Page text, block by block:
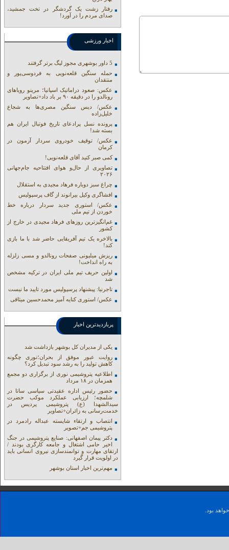
رفتار زشت یک گردشگر در تخت جمشید،
صدای مردم را در آورد!
اخبار ورزشی
5 داور بوشهری مجوز لیگ برتر گرفتند
حمله سنگین قلعه‌نویی به فردوسی‌پور و
منتقدان
عکس: صعود دراماتیک اسپانیا؛ مرینو رویاهای
رونالدو را در دقیقه ۹۰ بر باد داد+تصاویر
عکس/ دیس سنگین مصری‌ها به شجاع
خلیل‌زاده
پرونده نسل پرادعای تاریخ فوتبال ایران هم
بسته شد!
عکس/ توقیف خودروی سردار آزمون در
کرمان
کمی صبر کنید آقای قلعه‌نویی!
تصاویری از حال‌و هوای افتتاحیه جام‌جهانی
۲۰۲۶
چراغ سبز دوباره فرهاد مجیدی به استقلال
افشاگری وکیل بیرانوند از گاف‌ پرسپولیس
عکس/ استوری جدید سردار درباره خط
خوردن از تیم ملی
غم‌انگیزترین روزهای فرهاد مجیدی در خارج از
کشور
بالاخره یک تیم آفریقایی حاضر شد با ما بازی
کند!
ریزش میلیونی صفحات رونالدو و مسی زلزله
به راه انداخت!
اولین حریف تیم ملی ایران در ترکیه مشخص
شد
تاجرنیا: پیشنهاد پرسپولیس مورد تایید ما نیست
عکس/ استوری کنایه آمیز محمدحسین میثاقی
پربازدیدترین اخبار
یکی از مدیران کل بوشهر بازداشت شد
روایت عبور موفق از بحران؛نوری چگونه
کاهش تولید را به رشد سود تبدیل کرد؟
اطلاعیه پتروشیمی نوری از برگزاری دو مجمع
همزمان در ۱۸ مرداد
حضور رئیس اداره عقیدتی سیاسی ساتا در
شلمچه؛ ارزیابی عملکرد موکب حضرت
سیدالشهدا (ع) پتروشیمی پردیس در
خدمت‌رسانی به زائران+تصاویر
انتصاب و ارتقاء شایسته عبداله رادمرد در
پتروشیمی جم+تصویر
دکتر پیمان اصفهانی: صنایع پتروشیمی در جنگ
اخیر حامی اشتغال و جامعه کارگری بودند /
ارتقای مهارت و توانمندسازی نیروی انسانی باید
در اولویت قرار گیرد
مهم‌ترین اخبار استان بوشهر
بود.